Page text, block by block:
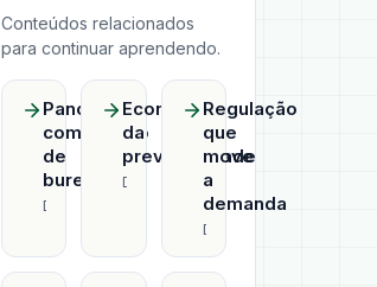
Conteúdos relacionados
para continuar aprendendo.
Panorama
competitivo
de
bureaus
Economia
da
previsibilidade
Regulação
que
move
a
demanda